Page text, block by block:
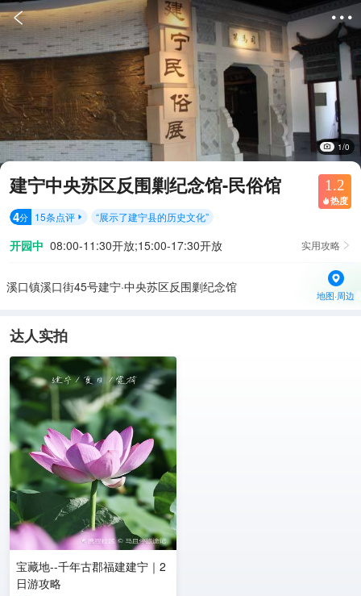
 
1/0
建宁中央苏区反围剿纪念馆-民俗馆 1.2
 热度
4分 15条点评  “展示了建宁县的历史文化”
开园中 08:00-11:30开放;15:00-17:30开放 实用攻略 
溪口镇溪口街45号建宁·中央苏区反围剿纪念馆
地图·周边
达人实拍
宝藏地--千年古郡福建建宁｜2
日游攻略